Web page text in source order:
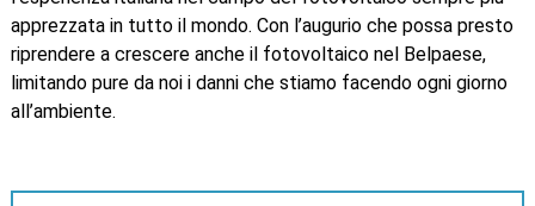
apprezzata in tutto il mondo. Con l’augurio che possa presto
riprendere a crescere anche il fotovoltaico nel Belpaese,
limitando pure da noi i danni che stiamo facendo ogni giorno
all’ambiente.